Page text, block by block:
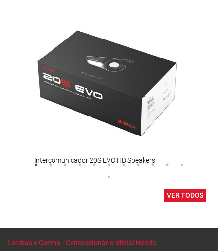
Intercomunicador 20S EVO HD Speakers
VER TODOS
Lombas e Curvas - Concessionário oficial Honda